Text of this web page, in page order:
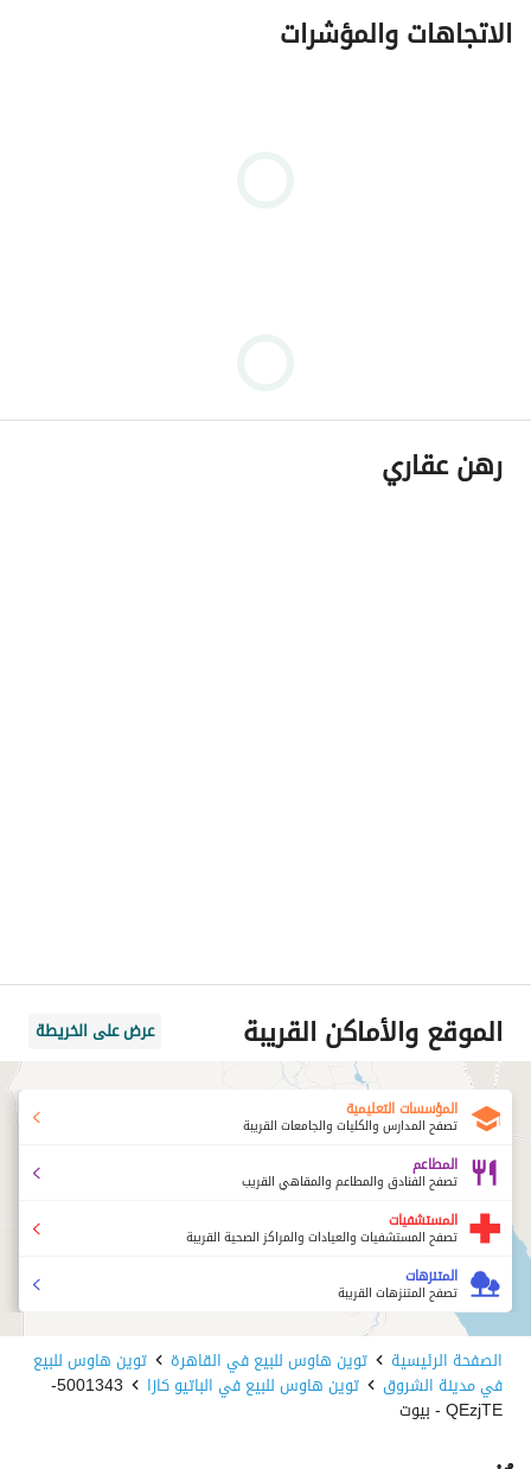
الاتجاهات والمؤشرات
رهن عقاري
الموقع والأماكن القريبة عرض على الخريطة
المؤسسات التعليمية
تصفح المدارس والكليات والجامعات القريبة
المطاعم
تصفح الفنادق والمطاعم والمقاهي القريب
المستشفيات
تصفح المستشفيات والعيادات والمراكز الصحية القريبة
المتنزهات
تصفح المتنزهات القريبة
الصفحة الرئيسية توين هاوس للبيع في القاهرة توين هاوس للبيع
في مدينة الشروق توين هاوس للبيع في الباتيو كازا 5001343-
QEzjTE - بيوت